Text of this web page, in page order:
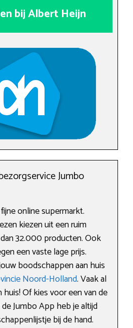
bij Albert Heijn
Jumbo
online supermarkt.
kiezen uit een ruim
32.000 producten. Ook
een vaste lage prijs.
boodschappen aan huis
Noord-Holland. Vaak al
Of kies voor een van de
Jumbo App heb je altijd
bij de hand.